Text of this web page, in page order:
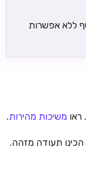
ללא אפשרות
משיכות מהירות.